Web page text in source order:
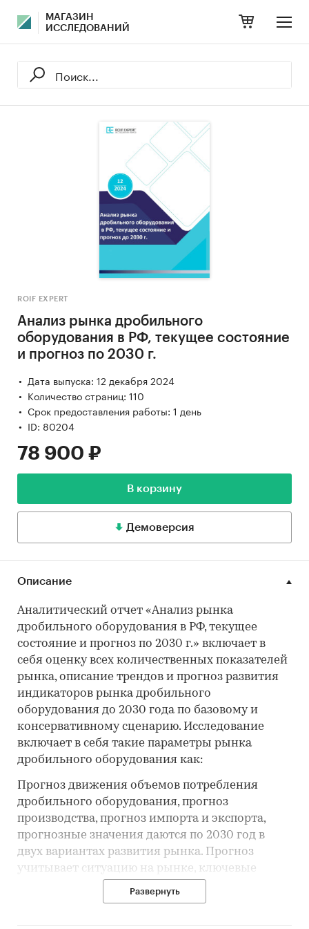
МАГАЗИН
ИССЛЕДОВАНИЙ
ROIF EXPERT
Анализ рынка дробильного
оборудования в РФ, текущее состояние
и прогноз по 2030 г.
Дата выпуска: 12 декабря 2024
Количество страниц: 110
Срок предоставления работы: 1 день
ID: 80204
78 900 ₽
В корзину
Демоверсия
Описание
Аналитический отчет «Анализ рынка
дробильного оборудования в РФ, текущее
состояние и прогноз по 2030 г.» включает в
себя оценку всех количественных показателей
рынка, описание трендов и прогноз развития
индикаторов рынка дробильного
оборудования до 2030 года по базовому и
консервативному сценарию. Исследование
включает в себя такие параметры рынка
дробильного оборудования как:
Прогноз движения объемов потребления
дробильного оборудования, прогноз
производства, прогноз импорта и экспорта,
прогнозные значения даются по 2030 год в
двух вариантах развития рынка. Прогноз
учитывает ситуацию на рынке, ключевые
тренды, состояние макро и микроэкономики,
геополитические процессы.
Развернуть